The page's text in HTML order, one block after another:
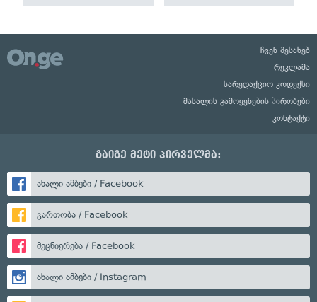
ჩვენ შესახებ
რეკლამა
სარედაქციო კოდექსი
მასალის გამოყენების პირობები
კონტაქტი
გაიგე მეტი პირველმა:
ახალი ამბები / Facebook
გართობა / Facebook
მეცნიერება / Facebook
ახალი ამბები / Instagram